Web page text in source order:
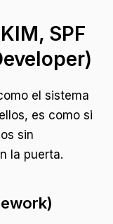
SPF
el sistema
es como si
sin
la puerta.